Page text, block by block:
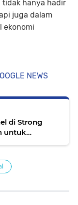
tidak hanya hadir
juga dalam
ekonomi
NEWS
di Strong
untuk